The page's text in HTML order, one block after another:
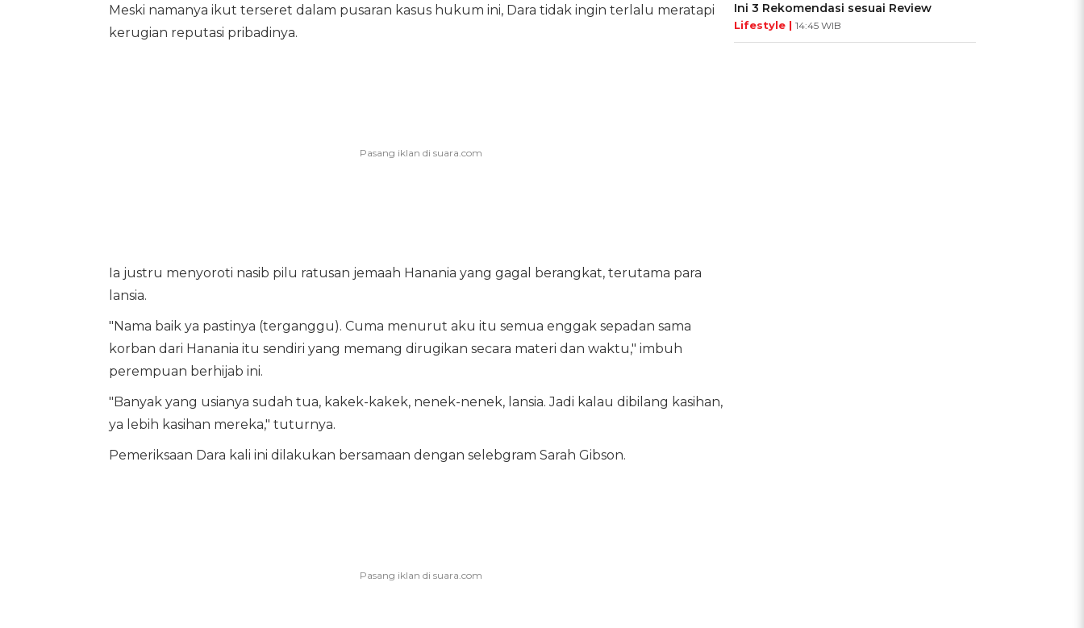
Meski namanya ikut terseret dalam pusaran kasus hukum ini, Dara tidak ingin terlalu meratapi
kerugian reputasi pribadinya.
Ia justru menyoroti nasib pilu ratusan jemaah Hanania yang gagal berangkat, terutama para
lansia.
"Nama baik ya pastinya (terganggu). Cuma menurut aku itu semua enggak sepadan sama
korban dari Hanania itu sendiri yang memang dirugikan secara materi dan waktu," imbuh
perempuan berhijab ini.
"Banyak yang usianya sudah tua, kakek-kakek, nenek-nenek, lansia. Jadi kalau dibilang kasihan,
ya lebih kasihan mereka," tuturnya.
Pemeriksaan Dara kali ini dilakukan bersamaan dengan selebgram Sarah Gibson.
Ini 3 Rekomendasi sesuai Review
Lifestyle | 14:45 WIB